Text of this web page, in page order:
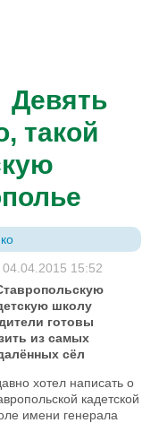
Девять
такой
04.04.2015 15:52
школу
готовы
из самых
сёл
хотел написать о
кадетской
имени генерала